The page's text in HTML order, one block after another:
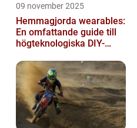
09 november 2025
Hemmagjorda wearables:
En omfattande guide till
högteknologiska DIY-